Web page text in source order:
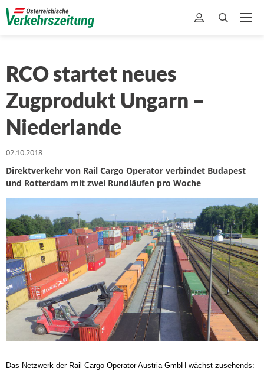
RCO startet neues
Zugprodukt Ungarn –
Niederlande
02.10.2018
Direktverkehr von Rail Cargo Operator verbindet Budapest
und Rotterdam mit zwei Rundläufen pro Woche
Das Netzwerk der Rail Cargo Operator Austria GmbH wächst zusehends: